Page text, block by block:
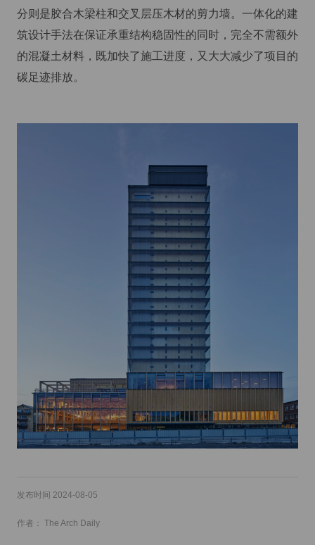
分则是胶合木梁柱和交叉层压木材的剪力墙。一体化的建
筑设计手法在保证承重结构稳固性的同时，完全不需额外
的混凝土材料，既加快了施工进度，又大大减少了项目的
碳足迹排放。
发布时间 2024-08-05
作者： The Arch Daily